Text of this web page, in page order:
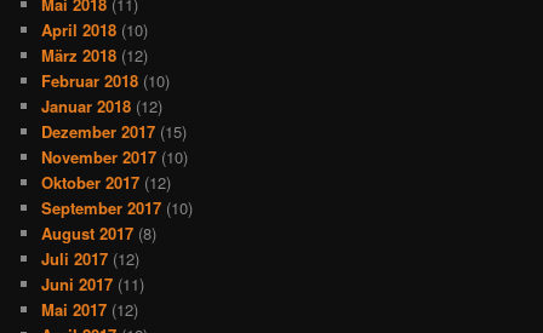
April 2018 (10)
März 2018 (12)
Februar 2018 (10)
Januar 2018 (12)
Dezember 2017 (15)
November 2017 (10)
Oktober 2017 (12)
September 2017 (10)
August 2017 (8)
Juli 2017 (12)
Juni 2017 (11)
Mai 2017 (12)